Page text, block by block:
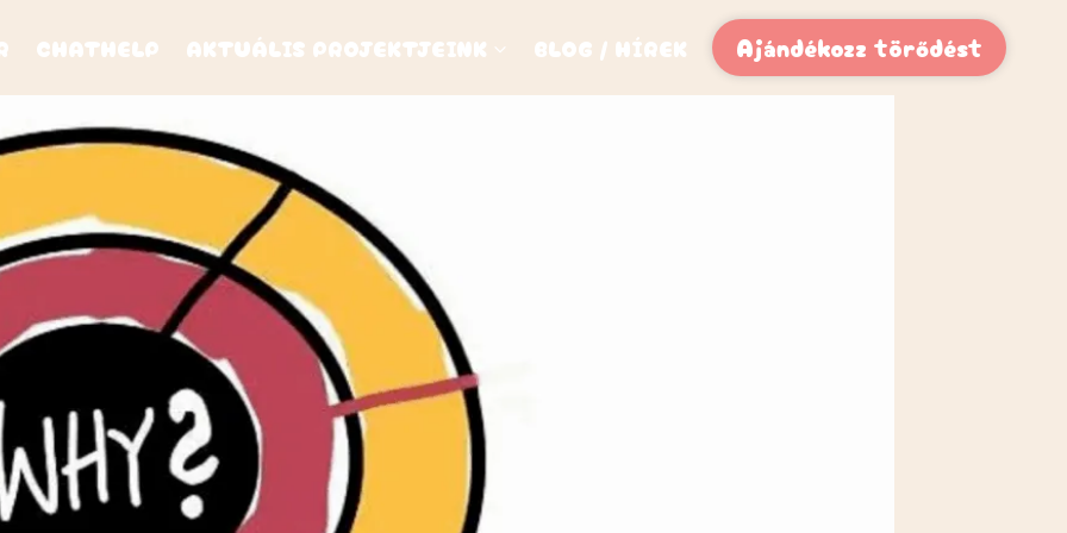
CHATHELP AKTUÁLIS PROJEKTJEINK BLOG / HÍREK Ajándékozz törődést